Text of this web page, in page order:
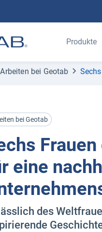
Produkte
Arbeiten bei Geotab
bei Geotab
eine
des